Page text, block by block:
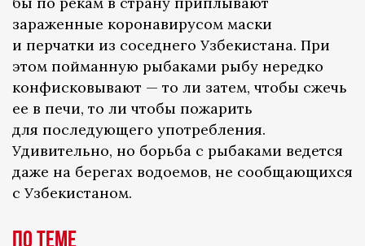
зараженные коронавирусом маски
и перчатки из соседнего Узбекистана. При
этом пойманную рыбаками рыбу нередко
конфисковывают — то ли затем, чтобы сжечь
ее в печи, то ли чтобы пожарить
для последующего употребления.
Удивительно, но борьба с рыбаками ведется
даже на берегах водоемов, не сообщающихся
с Узбекистаном.